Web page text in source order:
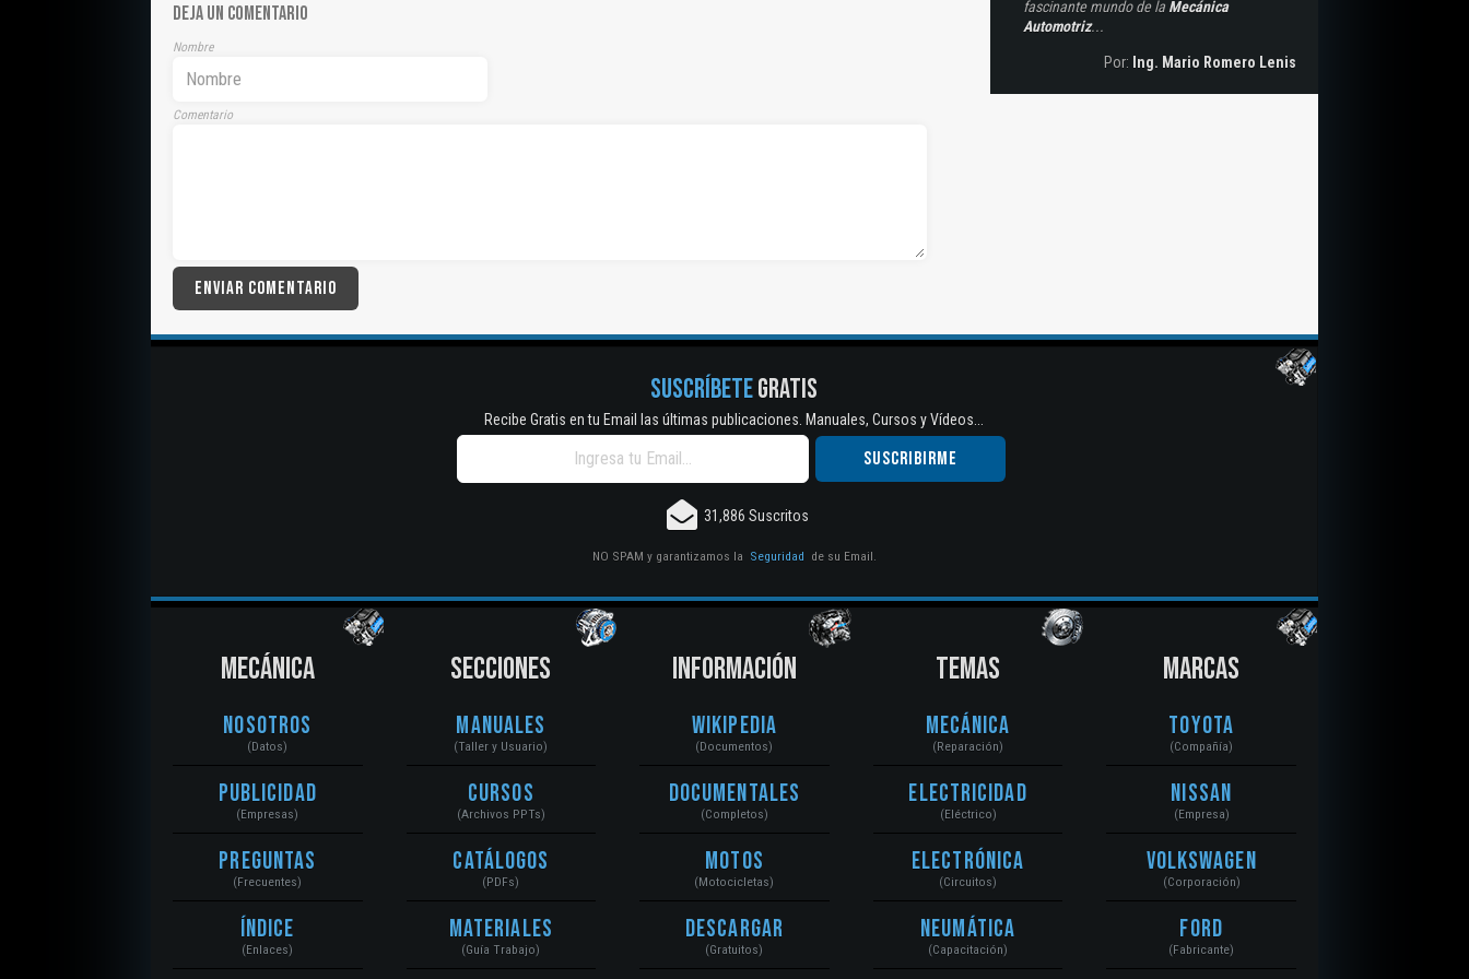
DEJA UN COMENTARIO
Nombre
Comentario
fascinante mundo de la Mecánica
Automotriz...
Por: Ing. Mario Romero Lenis
SUSCRÍBETEGRATIS
Recibe Gratis en tu Email las últimas publicaciones. Manuales, Cursos y Vídeos...
31,886 Suscritos
NO SPAM y garantizamos la Seguridad de su Email.
MECÁNICA
Nosotros
(Datos)
Publicidad
(Empresas)
Preguntas
(Frecuentes)
Índice
(Enlaces)
SECCIONES
Manuales
(Taller y Usuario)
Cursos
(Archivos PPTs)
Catálogos
(PDFs)
Materiales
(Guía Trabajo)
INFORMACIÓN
Wikipedia
(Documentos)
Documentales
(Completos)
Motos
(Motocicletas)
Descargar
(Gratuitos)
TEMAS
Mecánica
(Reparación)
Electricidad
(Eléctrico)
Electrónica
(Circuitos)
Neumática
(Capacitación)
MARCAS
Toyota
(Compañía)
Nissan
(Empresa)
Volkswagen
(Corporación)
Ford
(Fabricante)